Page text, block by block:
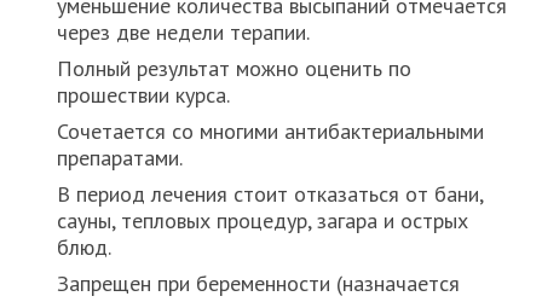
уменьшение количества высыпаний отмечается
через две недели терапии.
Полный результат можно оценить по
прошествии курса.
Сочетается со многими антибактериальными
препаратами.
В период лечения стоит отказаться от бани,
сауны, тепловых процедур, загара и острых
блюд.
Запрещен при беременности (назначается